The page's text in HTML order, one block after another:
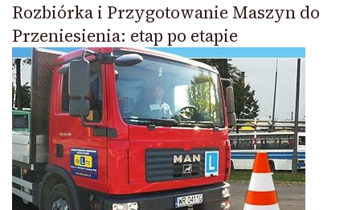
Rozbiórka i Przygotowanie Maszyn do
Przeniesienia: etap po etapie